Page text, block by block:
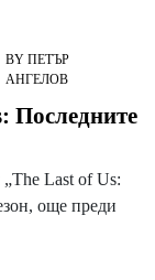
BY ПЕТЪР
АНГЕЛОВ
Последните
Last of Us:
още преди